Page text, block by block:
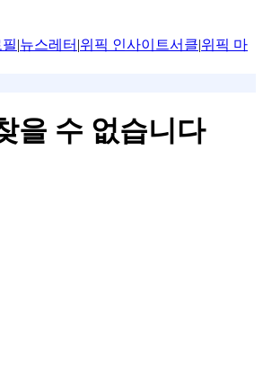
|뉴스레터 |위픽 인사이트서클|위픽 마
을 수 없습니다